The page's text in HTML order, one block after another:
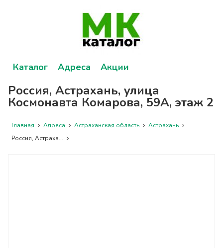
Каталог Адреса Акции
Россия, Астрахань, улица
Космонавта Комарова, 59А, этаж 2
Главная Адреса Астраханская область
Астрахань
Россия, Астраха...